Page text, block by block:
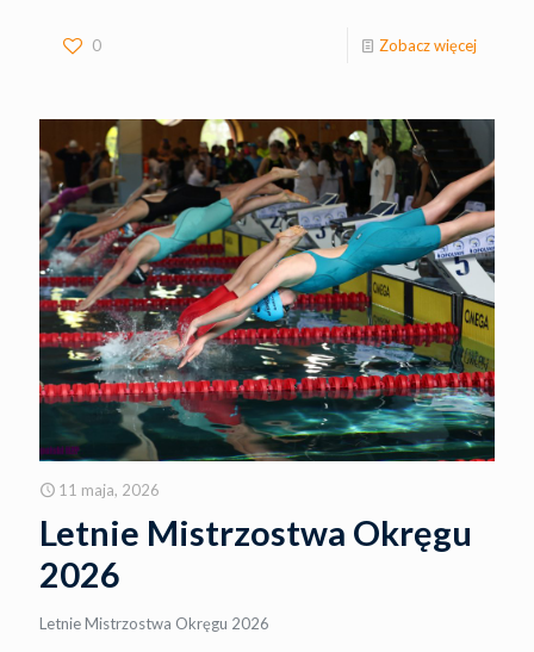
0 Zobacz więcej
11 maja, 2026
Letnie Mistrzostwa Okręgu
2026
Letnie Mistrzostwa Okręgu 2026